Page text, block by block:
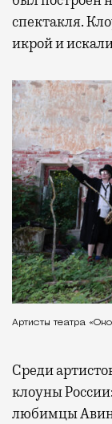
спектакля.
икрой и
Артисты театра
Среди
клоуны
любимцы